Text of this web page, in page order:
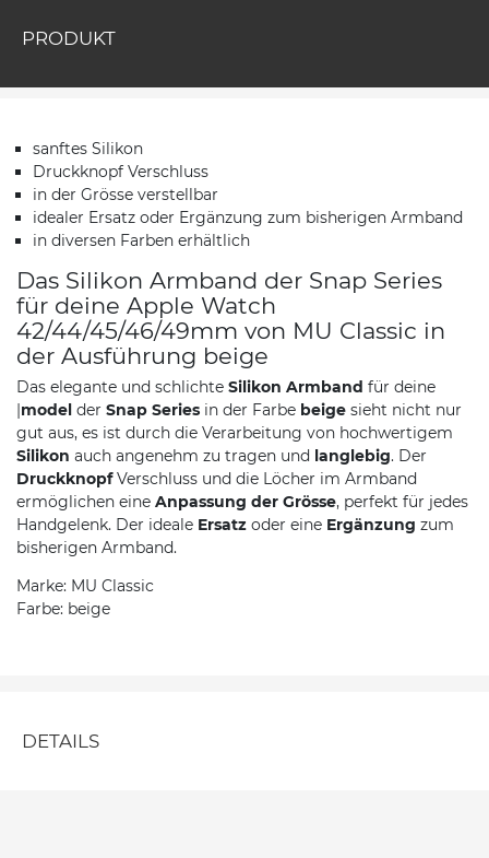
PRODUKT
sanftes Silikon
Druckknopf Verschluss
in der Grösse verstellbar
idealer Ersatz oder Ergänzung zum bisherigen Armband
in diversen Farben erhältlich
Das Silikon Armband der Snap Series
für deine Apple Watch
42/44/45/46/49mm von MU Classic in
der Ausführung beige
Das elegante und schlichte Silikon Armband für deine
|model der Snap Series in der Farbe beige sieht nicht nur
gut aus, es ist durch die Verarbeitung von hochwertigem
Silikon auch angenehm zu tragen und langlebig. Der
DruckknopfVerschluss und die Löcher im Armband
ermöglichen eine Anpassung der Grösse, perfekt für jedes
Handgelenk. Der ideale Ersatz oder eine Ergänzung zum
bisherigen Armband.
Marke: MU Classic
Farbe: beige
DETAILS